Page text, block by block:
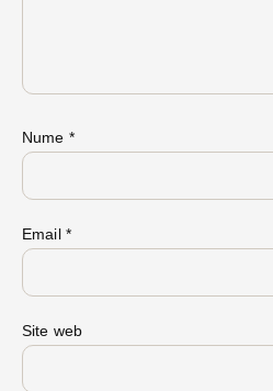
Nume *
Email *
Site web